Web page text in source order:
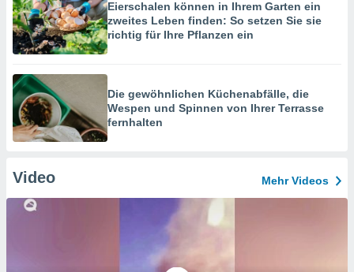
Eierschalen können in Ihrem Garten ein
zweites Leben finden: So setzen Sie sie
richtig für Ihre Pflanzen ein
Die gewöhnlichen Küchenabfälle, die
Wespen und Spinnen von Ihrer Terrasse
fernhalten
Video Mehr Videos